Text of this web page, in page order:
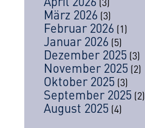
März 2026 (3)
Februar 2026 (1)
Januar 2026 (5)
Dezember 2025 (3)
November 2025 (2)
Oktober 2025 (3)
September 2025 (2)
August 2025 (4)